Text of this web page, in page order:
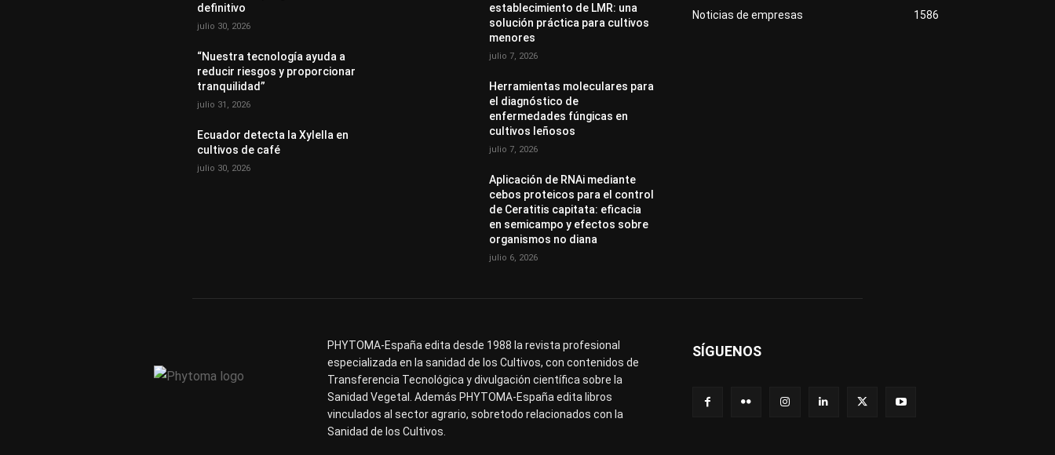
definitivo
julio 30, 2026
“Nuestra tecnología ayuda a
reducir riesgos y proporcionar
tranquilidad”
julio 31, 2026
Ecuador detecta la Xylella en
cultivos de café
julio 30, 2026
establecimiento de LMR: una
solución práctica para cultivos
menores
julio 7, 2026
Herramientas moleculares para
el diagnóstico de
enfermedades fúngicas en
cultivos leñosos
julio 7, 2026
Aplicación de RNAi mediante
cebos proteicos para el control
de Ceratitis capitata: eficacia
en semicampo y efectos sobre
organismos no diana
julio 6, 2026
Noticias de empresas
1586
PHYTOMA-España edita desde 1988 la revista profesional
especializada en la sanidad de los Cultivos, con contenidos de
Transferencia Tecnológica y divulgación científica sobre la
Sanidad Vegetal. Además PHYTOMA-España edita libros
vinculados al sector agrario, sobretodo relacionados con la
Sanidad de los Cultivos.
SÍGUENOS